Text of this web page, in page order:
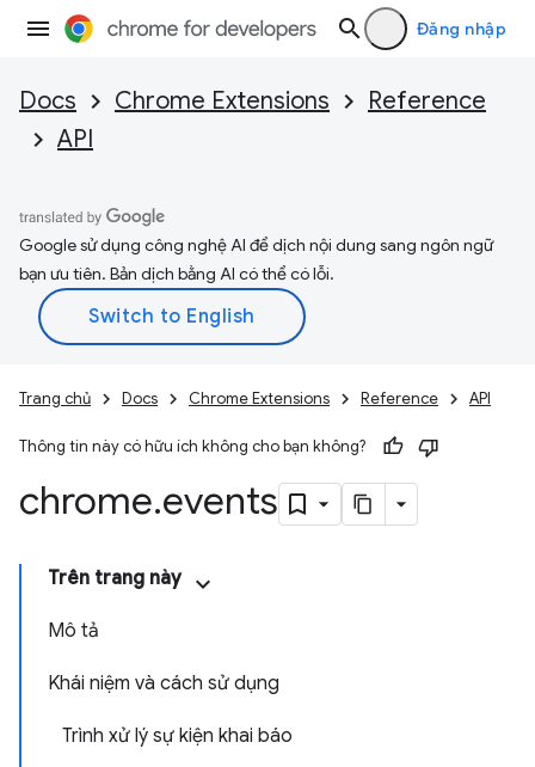
Đăng nhập
Docs Chrome Extensions
Reference
API
Google sử dụng công nghệ AI để dịch nội dung sang ngôn ngữ
bạn ưu tiên. Bản dịch bằng AI có thể có lỗi.
Trang chủ Docs Chrome Extensions Reference API
Thông tin này có hữu ích không cho bạn không?
chrome.events
Trên trang này
Mô tả
Khái niệm và cách sử dụng
Trình xử lý sự kiện khai báo